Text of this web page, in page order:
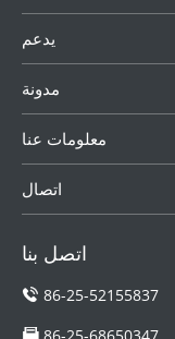
يدعم
مدونة
معلومات عنا
اتصال
اتصل بنا
86-25-52155837